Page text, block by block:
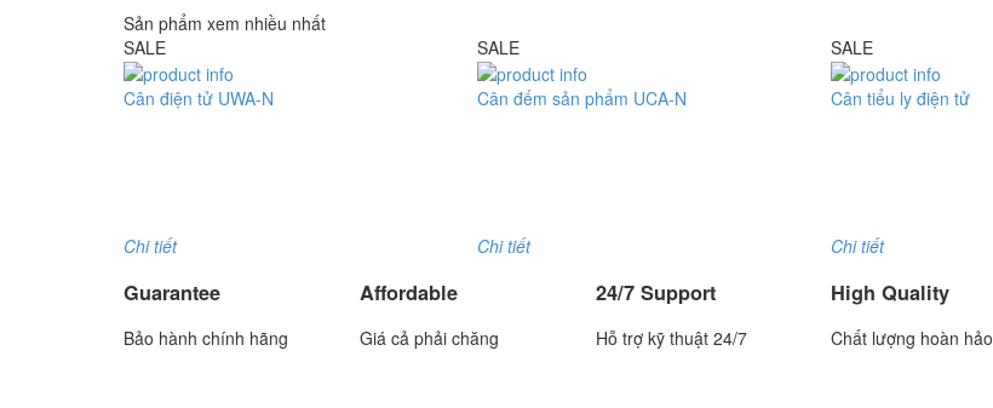
Sản phẩm xem nhiều nhất
SALE
Cân điện tử UWA-N
Chi tiết
SALE
Cân đếm sản phẩm UCA-N
Chi tiết
SALE
Cân tiểu ly điện tử
Chi tiết
Guarantee
Bảo hành chính hãng
Affordable
Giá cả phải chăng
24/7 Support
Hỗ trợ kỹ thuật 24/7
High Quality
Chất lượng hoàn hảo